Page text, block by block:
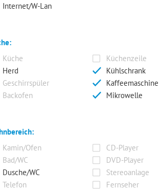
Internet/W-Lan
Küche
Küchenzeile
Herd
Kühlschrank
Geschirrspüler
Kaffeemaschine
Backofen
Mikrowelle
Kamin/Ofen
CD-Player
Bad/WC
DVD-Player
Dusche/WC
Stereoanlage
Telefon
Fernseher